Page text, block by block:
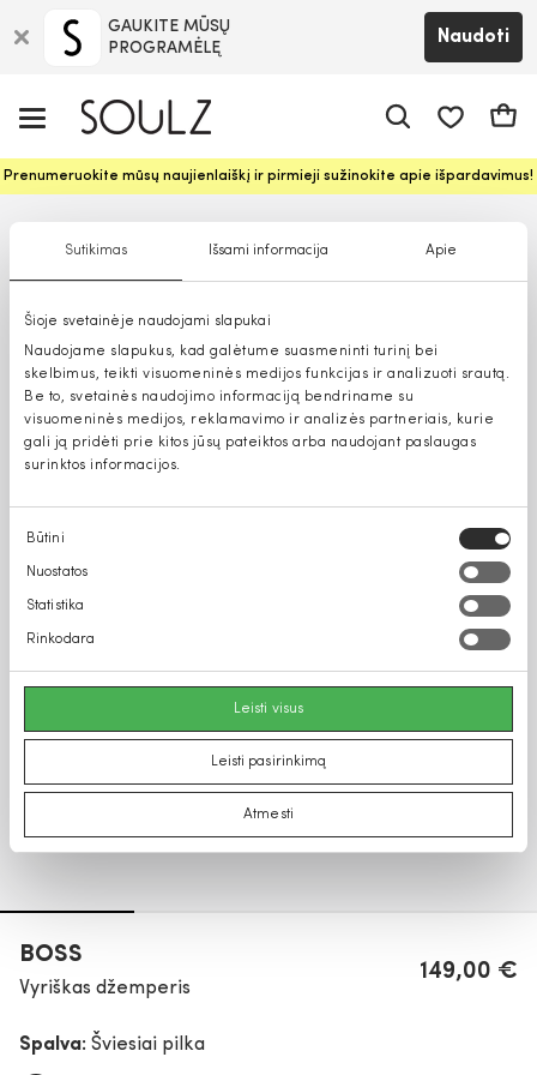
Sutikimas Išsami informacija Apie
Šioje svetainėje naudojami slapukai
Naudojame slapukus, kad galėtume suasmeninti turinį bei
skelbimus, teikti visuomeninės medijos funkcijas ir analizuoti srautą.
Be to, svetainės naudojimo informaciją bendriname su
visuomeninės medijos, reklamavimo ir analizės partneriais, kurie
gali ją pridėti prie kitos jūsų pateiktos arba naudojant paslaugas
surinktos informacijos.
Sutikimo
pasirinkimas
Būtini
Nuostatos
Statistika
Rinkodara
Leisti visus
Leisti pasirinkimą
Atmesti
GAUKITE MŪSŲ
PROGRAMĖLĘ
Naudoti
Prenumeruokite mūsų naujienlaiškį ir pirmieji sužinokite apie išpardavimus!
BOSS
Vyriškas džemperis
149,00 €
Spalva: Šviesiai pilka